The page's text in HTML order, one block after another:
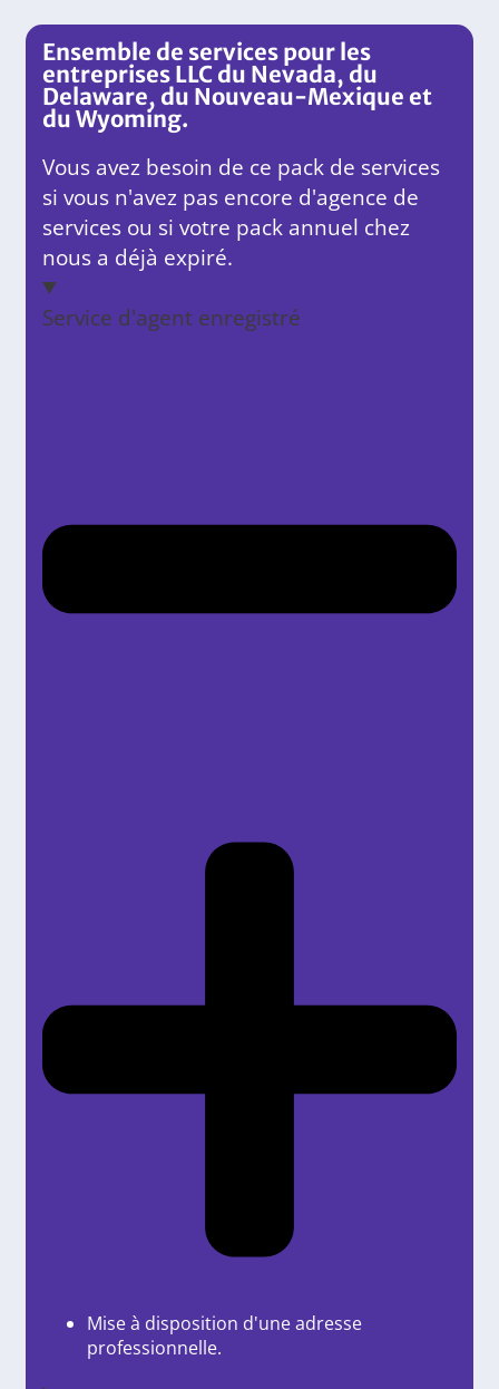
Ensemble de services pour les
entreprises LLC du Nevada, du
Delaware, du Nouveau-Mexique et
du Wyoming.
Vous avez besoin de ce pack de services
si vous n'avez pas encore d'agence de
services ou si votre pack annuel chez
nous a déjà expiré.
Service d'agent enregistré
Mise à disposition d'une adresse
professionnelle.